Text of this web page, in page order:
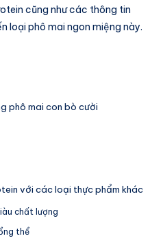
cũng như các thông tin
loại phô mai ngon miệng này.
phô mai con bò cười
với các loại thực phẩm khác
chất lượng
thể